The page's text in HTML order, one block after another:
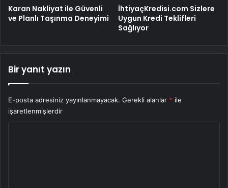
Karan Nakliyat ile Güvenli
ve Planlı Taşınma Deneyimi
İhtiyaçKredisi.com Sizlere
Uygun Kredi Teklifleri
Sağlıyor
Bir yanıt yazın
E-posta adresiniz yayınlanmayacak. Gerekli alanlar * ile
işaretlenmişlerdir